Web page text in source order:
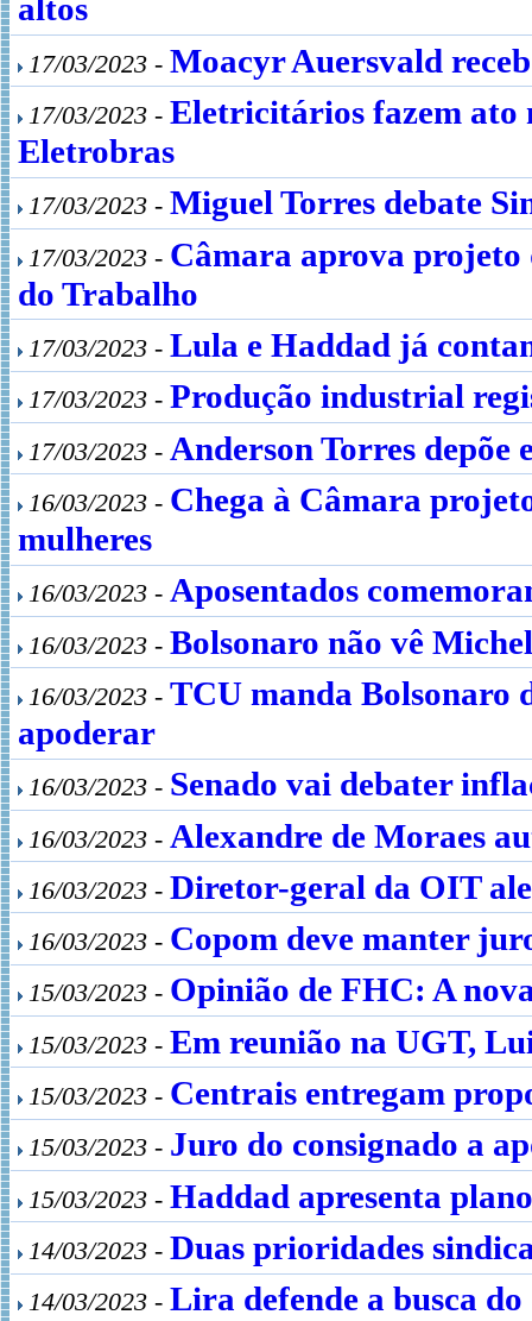
altos
17/03/2023 - Moacyr Auersvald
17/03/2023 - Eletricitários fazem ato
Eletrobras
17/03/2023 - Miguel Torres debate
17/03/2023 - Câmara aprova projeto
do Trabalho
17/03/2023 - Lula e Haddad já
17/03/2023 - Produção industrial
17/03/2023 - Anderson Torres depõe
16/03/2023 - Chega à Câmara
mulheres
16/03/2023 - Aposentados
16/03/2023 - Bolsonaro não vê
16/03/2023 - TCU manda Bolsonaro
apoderar
16/03/2023 - Senado vai debater
16/03/2023 - Alexandre de Moraes
16/03/2023 - Diretor-geral da OIT
16/03/2023 - Copom deve manter
15/03/2023 - Opinião de FHC: A
15/03/2023 - Em reunião na UGT,
15/03/2023 - Centrais entregam
15/03/2023 - Juro do consignado a
15/03/2023 - Haddad apresenta
14/03/2023 - Duas prioridades
14/03/2023 - Lira defende a busca